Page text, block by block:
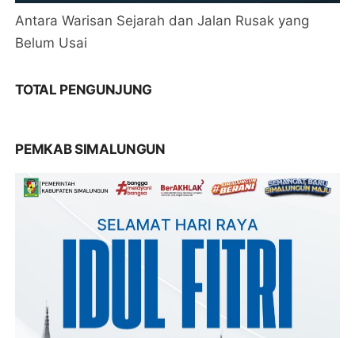
Antara Warisan Sejarah dan Jalan Rusak yang
Belum Usai
TOTAL PENGUNJUNG
PEMKAB SIMALUNGUN